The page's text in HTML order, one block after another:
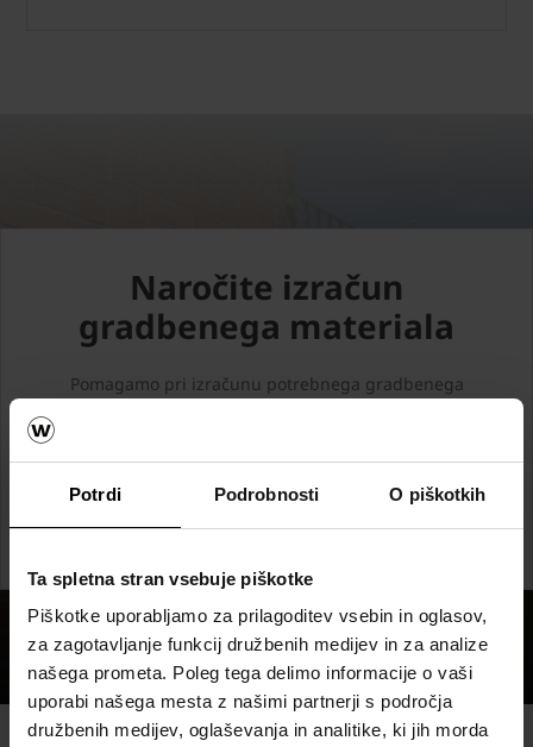
Potrdi Podrobnosti O piškotkih
Ta spletna stran vsebuje piškotke
Piškotke uporabljamo za prilagoditev vsebin in oglasov,
za zagotavljanje funkcij družbenih medijev in za analize
našega prometa. Poleg tega delimo informacije o vaši
uporabi našega mesta z našimi partnerji s področja
družbenih medijev, oglaševanja in analitike, ki jih morda
Naročite izračun
gradbenega materiala
Pomagamo pri izračunu potrebnega gradbenega
material.
NAROČITE IZRAČUN